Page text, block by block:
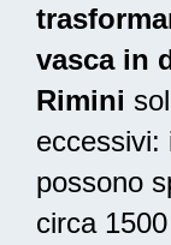
vasca in
Rimini
eccessivi:
possono
circa